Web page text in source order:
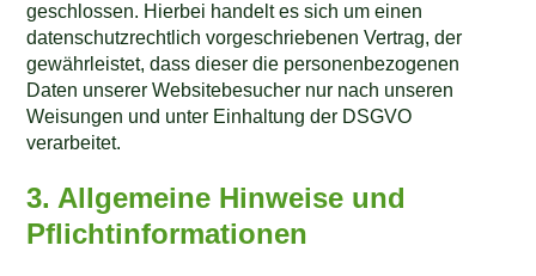
geschlossen. Hierbei handelt es sich um einen
datenschutzrechtlich vorgeschriebenen Vertrag, der
gewährleistet, dass dieser die personenbezogenen
Daten unserer Websitebesucher nur nach unseren
Weisungen und unter Einhaltung der DSGVO
verarbeitet.
3. Allgemeine Hinweise und
Pflicht­informationen